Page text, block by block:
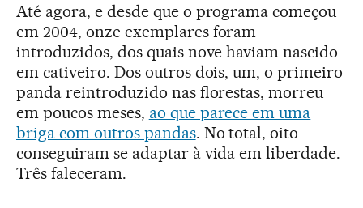
Até agora, e desde que o programa começou
em 2004, onze exemplares foram
introduzidos, dos quais nove haviam nascido
em cativeiro. Dos outros dois, um, o primeiro
panda reintroduzido nas florestas, morreu
em poucos meses, ao que parece em uma
briga com outros pandas. No total, oito
conseguiram se adaptar à vida em liberdade.
Três faleceram.